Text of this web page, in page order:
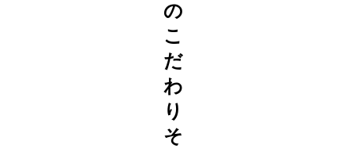
の
こ
だ
わ
り
そ